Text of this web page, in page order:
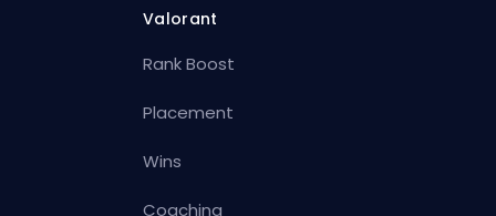
Valorant
Rank Boost
Placement
Wins
Coaching